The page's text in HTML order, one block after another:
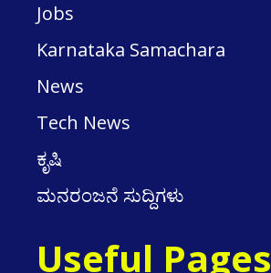
Jobs
Karnataka Samachara
News
Tech News
ಕೃಷಿ
ಮನರಂಜನೆ ಸುದ್ದಿಗಳು
Useful Pages